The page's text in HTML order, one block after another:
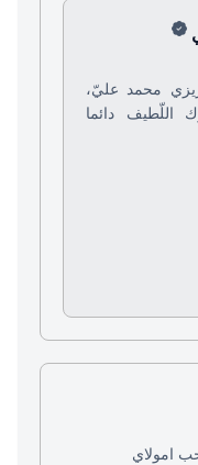
محمد عليّ،
دائما
امولاي